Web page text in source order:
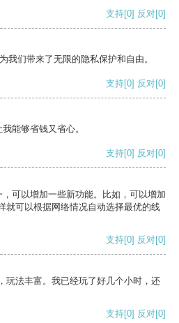
支持[0] 反对[0]
我们带来了无限的隐私保护和自由。
支持[0] 反对[0]
能够省钱又省心。
支持[0] 反对[0]
可以增加一些新功能。比如，可以增加
就可以根据网络情况自动选择最优的线
支持[0] 反对[0]
玩法丰富。我已经玩了好几个小时，还
支持[0] 反对[0]